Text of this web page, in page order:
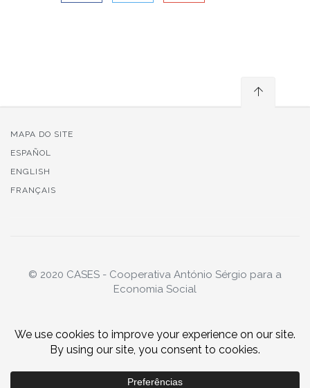
MAPA DO SITE
ESPAÑOL
ENGLISH
FRANÇAIS
© 2020 CASES - Cooperativa António Sérgio para a
Economia Social